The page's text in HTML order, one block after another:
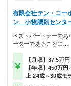
有限会社テン・コー
ン 小牧調剤センタ
ベストパートナーであ
ーターであることに…
【月収】37.5万
【年収】450万
上 24歳～30歳モ